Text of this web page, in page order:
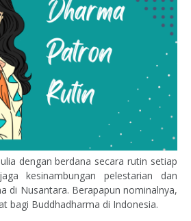
dengan berdana secara rutin setiap
kesinambungan pelestarian dan
di Nusantara. Berapapun nominalnya,
bagi Buddhadharma di Indonesia.